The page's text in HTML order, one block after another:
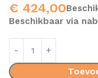
€ 424,00
Beschikbaar via